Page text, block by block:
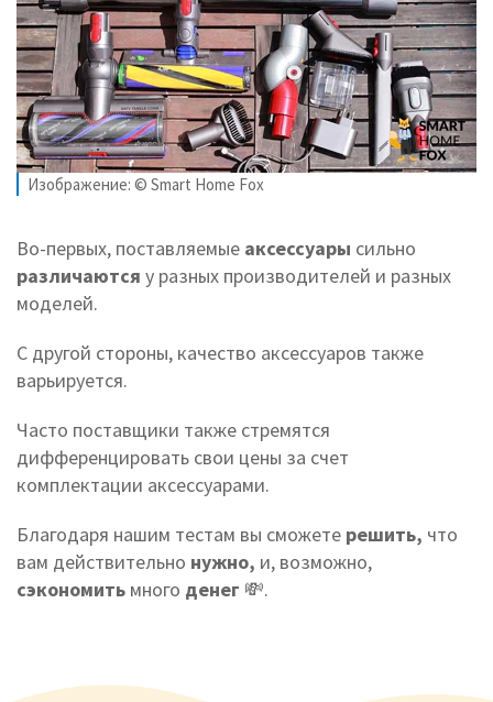
Изображение: © Smart Home Fox
Во-первых, поставляемые аксессуары сильно
различаются у разных производителей и разных
моделей.
С другой стороны, качество аксессуаров также
варьируется.
Часто поставщики также стремятся
дифференцировать свои цены за счет
комплектации аксессуарами.
Благодаря нашим тестам вы сможете решить, что
вам действительно нужно, и, возможно,
сэкономить много денег 💸.